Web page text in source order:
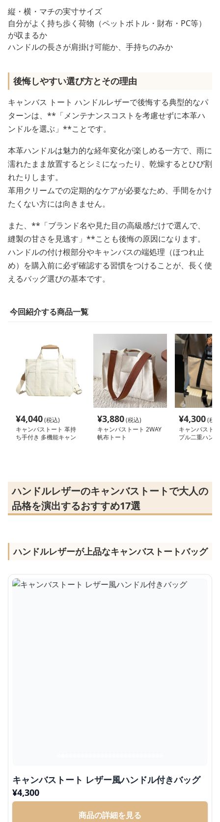
縦・横・マチの実寸サイズ
自分がよく持ち歩く荷物（ペットボトル・財布・PC等）
が収まるか
ハンドルの長さが肩掛け可能か、手持ちのみか
後悔しやすい選び方とその理由
キャンバス トート ハンドルレザーで後悔する典型的なパ
ターンは、**「メンテナンスコストを考慮せずに本革ハ
ンドルを選ぶ」**ことです。
本革ハンドルは魅力的な経年変化が楽しめる一方で、雨に
濡れたまま放置するとシミになったり、乾燥するとひび割
れたりします。
革用クリームでの定期的なケアが必要なため、手間をかけ
たくない方には向きません。
また、**「ブランド名や見た目の高級感だけで選んで、
縫製の甘さを見逃す」**ことも後悔の原因になります。
ハンドルの付け根部分やキャンバスの端処理（ほつれ止
め）を購入前に必ず確認する習慣をつけることが、長く使
えるバッグ選びの基本です。
今回紹介する商品一覧
¥4,040(税込)
キャンバストート 革持
ち手付き 多機能キャン
¥3,880(税込)
キャンバストート 2WAY
帆布トート
¥4,300(税
キャンバスト
プル二重ハン
ハンドルレザーのキャンバストートで大人の
品格を演出するおすすめ17選
ハンドルレザーが上品なキャンバストートバッグ
キャンバストート レザー風ハンドル付きバッグ
¥4,300
商品の詳細を見る